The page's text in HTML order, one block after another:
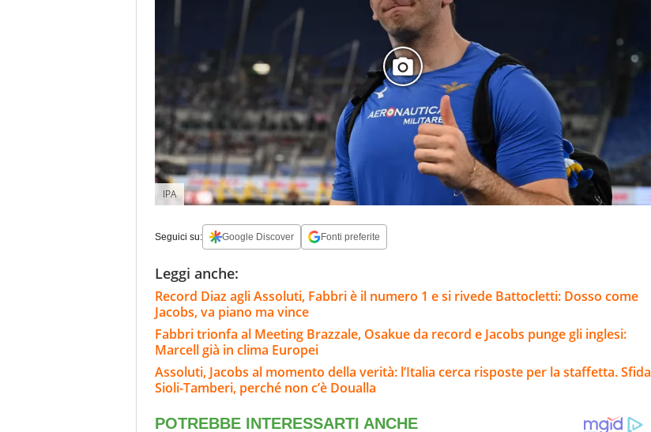
IPA
Seguici su: Google Discover Fonti preferite
Leggi anche:
Record Diaz agli Assoluti, Fabbri è il numero 1 e si rivede Battocletti: Dosso come
Jacobs, va piano ma vince
Fabbri trionfa al Meeting Brazzale, Osakue da record e Jacobs punge gli inglesi:
Marcell già in clima Europei
Assoluti, Jacobs al momento della verità: l’Italia cerca risposte per la staffetta. Sfida
Sioli-Tamberi, perché non c’è Doualla